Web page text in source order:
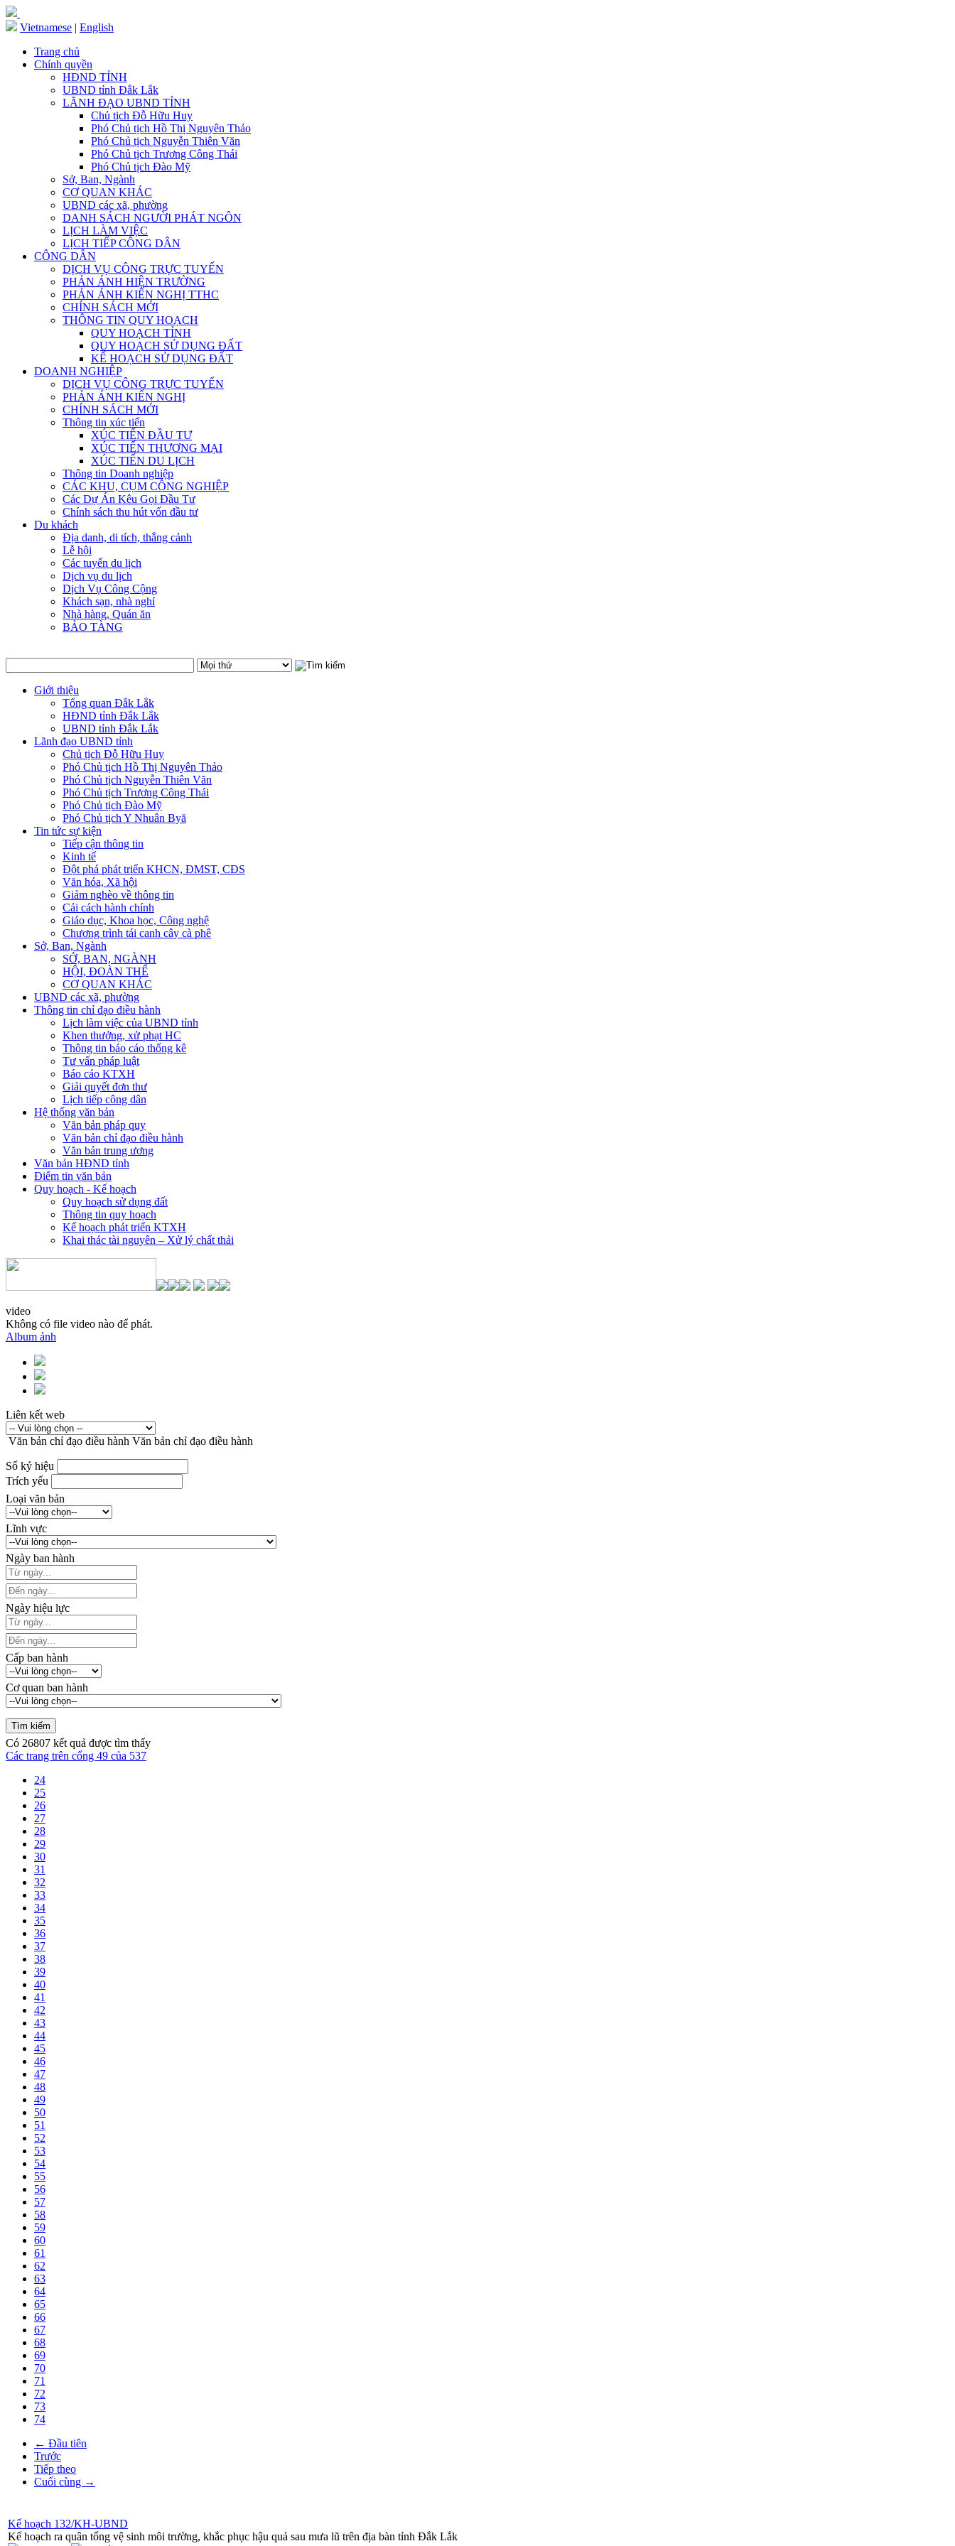
Vietnamese | English
Trang chủ
Chính quyền
HĐND TỈNH
UBND tỉnh Đắk Lắk
LÃNH ĐẠO UBND TỈNH
Chủ tịch Đỗ Hữu Huy
Phó Chủ tịch Hồ Thị Nguyên Thảo
Phó Chủ tịch Nguyễn Thiên Văn
Phó Chủ tịch Trương Công Thái
Phó Chủ tịch Đào Mỹ
Sở, Ban, Ngành
CƠ QUAN KHÁC
UBND các xã, phường
DANH SÁCH NGƯỜI PHÁT NGÔN
LỊCH LÀM VIỆC
LỊCH TIẾP CÔNG DÂN
CÔNG DÂN
DỊCH VỤ CÔNG TRỰC TUYẾN
PHẢN ÁNH HIỆN TRƯỜNG
PHẢN ÁNH KIẾN NGHỊ TTHC
CHÍNH SÁCH MỚI
THÔNG TIN QUY HOẠCH
QUY HOẠCH TỈNH
QUY HOẠCH SỬ DỤNG ĐẤT
KẾ HOẠCH SỬ DỤNG ĐẤT
DOANH NGHIỆP
DỊCH VỤ CÔNG TRỰC TUYẾN
PHẢN ÁNH KIẾN NGHỊ
CHÍNH SÁCH MỚI
Thông tin xúc tiến
XÚC TIẾN ĐẦU TƯ
XÚC TIẾN THƯƠNG MẠI
XÚC TIẾN DU LỊCH
Thông tin Doanh nghiệp
CÁC KHU, CỤM CÔNG NGHIỆP
Các Dự Án Kêu Gọi Đầu Tư
Chính sách thu hút vốn đầu tư
Du khách
Địa danh, di tích, thắng cảnh
Lễ hội
Các tuyến du lịch
Dịch vụ du lịch
Dịch Vụ Công Cộng
Khách sạn, nhà nghỉ
Nhà hàng, Quán ăn
BẢO TÀNG
Giới thiệu
Tổng quan Đắk Lắk
HĐND tỉnh Đắk Lắk
UBND tỉnh Đắk Lắk
Lãnh đạo UBND tỉnh
Chủ tịch Đỗ Hữu Huy
Phó Chủ tịch Hồ Thị Nguyên Thảo
Phó Chủ tịch Nguyễn Thiên Văn
Phó Chủ tịch Trương Công Thái
Phó Chủ tịch Đào Mỹ
Phó Chủ tịch Y Nhuân Byă
Tin tức sự kiện
Tiếp cận thông tin
Kinh tế
Đột phá phát triển KHCN, ĐMST, CĐS
Văn hóa, Xã hội
Giảm nghèo về thông tin
Cải cách hành chính
Giáo dục, Khoa học, Công nghệ
Chương trình tái canh cây cà phê
Sở, Ban, Ngành
SỞ, BAN, NGÀNH
HỘI, ĐOÀN THỂ
CƠ QUAN KHÁC
UBND các xã, phường
Thông tin chỉ đạo điều hành
Lịch làm việc của UBND tỉnh
Khen thưởng, xử phạt HC
Thông tin báo cáo thống kê
Tư vấn pháp luật
Báo cáo KTXH
Giải quyết đơn thư
Lịch tiếp công dân
Hệ thống văn bản
Văn bản pháp quy
Văn bản chỉ đạo điều hành
Văn bản trung ương
Văn bản HĐND tỉnh
Điểm tin văn bản
Quy hoạch - Kế hoạch
Quy hoạch sử dụng đất
Thông tin quy hoạch
Kế hoạch phát triển KTXH
Khai thác tài nguyên – Xử lý chất thải
video
Không có file video nào để phát.
Album ảnh
Liên kết web
Văn bản chỉ đạo điều hành Văn bản chỉ đạo điều hành
Số ký hiệu
Trích yếu
Loại văn bản
Lĩnh vực
Ngày ban hành
Ngày hiệu lực
Cấp ban hành
Cơ quan ban hành
Có 26807 kết quả được tìm thấy
Các trang trên cổng 49 của 537
24
25
26
27
28
29
30
31
32
33
34
35
36
37
38
39
40
41
42
43
44
45
46
47
48
49
50
51
52
53
54
55
56
57
58
59
60
61
62
63
64
65
66
67
68
69
70
71
72
73
74
← Đầu tiên
Trước
Tiếp theo
Cuối cùng →
Kế hoạch 132/KH-UBND
Kế hoạch ra quân tổng vệ sinh môi trường, khắc phục hậu quả sau mưa lũ trên địa bàn tỉnh Đắk Lắk